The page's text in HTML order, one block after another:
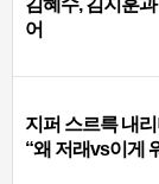
김혜수, 김지훈과
어
지퍼 스르륵 내
“왜 저래vs이게